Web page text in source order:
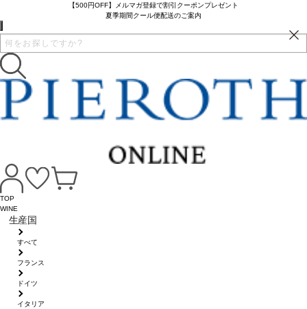
【500円OFF】メルマガ登録で割引クーポンプレゼント
夏季期間クール便配送のご案内
TOP
WINE
生産国
すべて
フランス
ドイツ
イタリア